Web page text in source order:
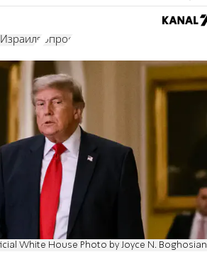
опрос
White House Photo by Joyce N. Boghosian